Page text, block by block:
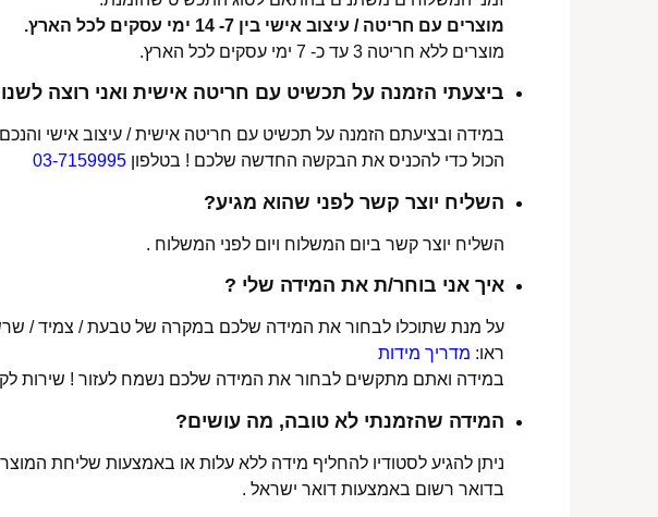
מוצרים עם חריטה / עיצוב אישי בין 7- 14 ימי עסקים לכל הארץ.
מוצרים ללא חריטה 3 עד כ- 7 ימי עסקים לכל הארץ.
ביצעתי הזמנה על תכשיט עם חריטה אישית ואני רוצה
במידה ובציעתם הזמנה על תכשיט עם חריטה אישית / עיצוב אישי
הכול כדי להכניס את הבקשה החדשה שלכם ! בטלפון 03-7159995
השליח יוצר קשר לפני שהוא מגיע?
השליח יוצר קשר ביום המשלוח ויום לפני המשלוח .
איך אני בוחר/ת את המידה שלי ?
על מנת שתוכלו לבחור את המידה שלכם במקרה של טבעת / צמיד /
ראו: מדריך מידות
במידה ואתם מתקשים לבחור את המידה שלכם נשמח לעזור ! שירות
המידה שהזמנתי לא טובה, מה עושים?
ניתן להגיע לסטודיו להחליף מידה ללא עלות או באמצעות שליחת
בדואר רשום באמצעות דואר ישראל .